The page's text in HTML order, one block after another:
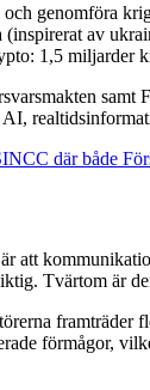
genomföra
(inspirerat av
1,5 miljarder
samt
där både
är att
Tvärtom är
förmågor,